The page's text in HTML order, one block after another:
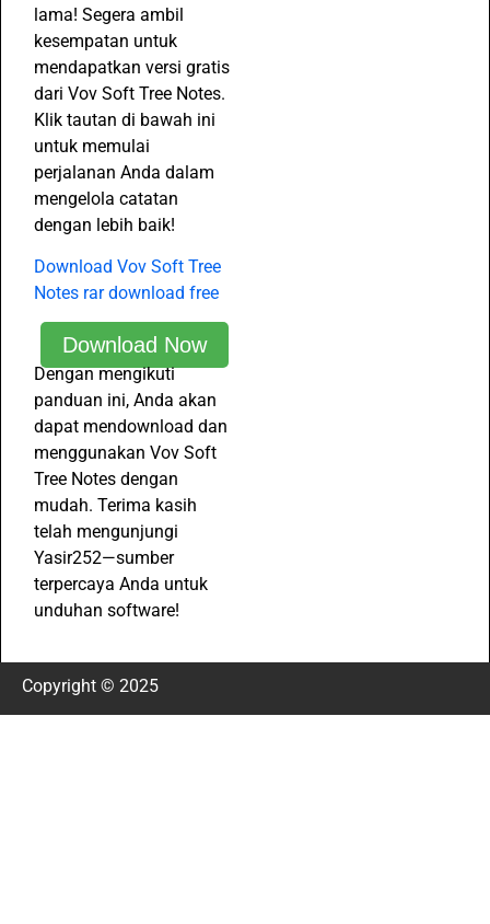
lama! Segera ambil
kesempatan untuk
mendapatkan versi gratis
dari Vov Soft Tree Notes.
Klik tautan di bawah ini
untuk memulai
perjalanan Anda dalam
mengelola catatan
dengan lebih baik!
Download Vov Soft Tree
Notes rar download free
Download Now
Dengan mengikuti
panduan ini, Anda akan
dapat mendownload dan
menggunakan Vov Soft
Tree Notes dengan
mudah. Terima kasih
telah mengunjungi
Yasir252—sumber
terpercaya Anda untuk
unduhan software!
Copyright © 2025